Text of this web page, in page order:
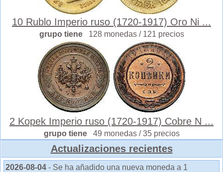
10 Rublo Imperio ruso (1720-1917) Oro Ni ...
grupo tiene 128 monedas / 121 precios
2 Kopek Imperio ruso (1720-1917) Cobre N ...
grupo tiene 49 monedas / 35 precios
Actualizaciones recientes
2026-08-04 - Se ha añadido una nueva moneda a 1